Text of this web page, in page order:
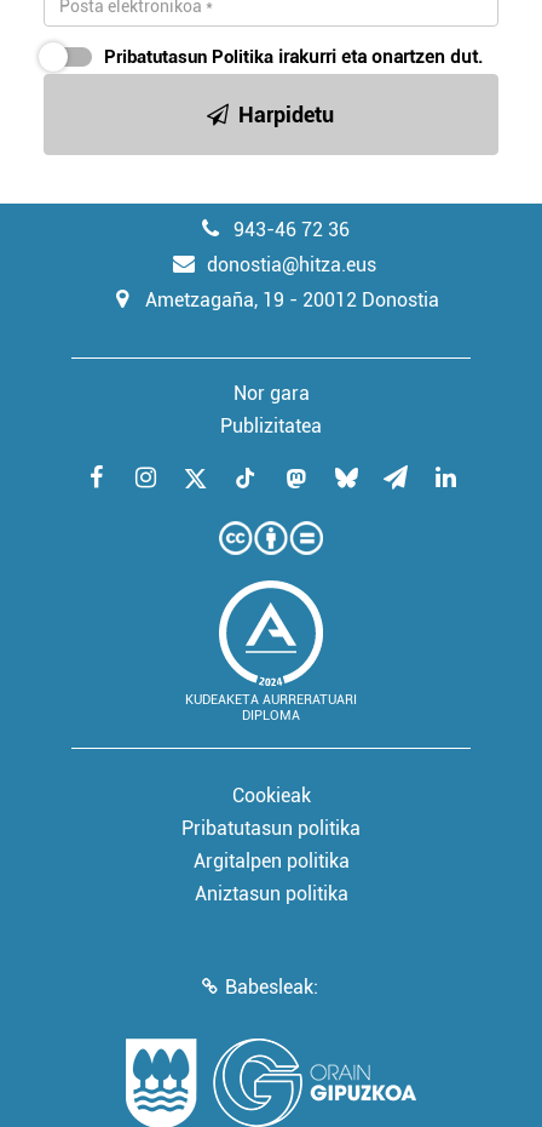
Pribatutasun Politika irakurri eta onartzen dut.
Harpidetu
943-46 72 36
donostia@hitza.eus
Ametzagaña, 19 - 20012 Donostia
Nor gara
Publizitatea
KUDEAKETA AURRERATUARI
DIPLOMA
Cookieak
Pribatutasun politika
Argitalpen politika
Aniztasun politika
Babesleak: